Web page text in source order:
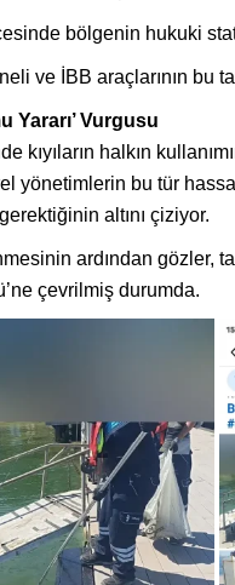
bölgenin hukuki
ve İBB araçlarının bu
Yararı’ Vurgusu
kıyıların halkın
yönetimlerin bu tür
altını çiziyor.
ardından gözler,
çevrilmiş durumda.